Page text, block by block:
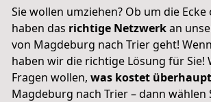
Sie wollen umziehen? Ob um die
haben das richtige Netzwerkan
von Magdeburg nach Trier geht!
haben wir die richtige Lösung für Sie!
Fragen wollen, was kostet
Magdeburg nach Trier – dann wählen